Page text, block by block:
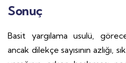
Sonuç
Basit yargılama usulü,
ancak dilekçe sayısının azlığı,